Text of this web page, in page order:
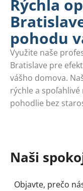
Rýchla
pohodu
Využite naše
Bratislave pre
vášho domova.
rýchle a
pohodlie bez
Naši
Objavte, prečo